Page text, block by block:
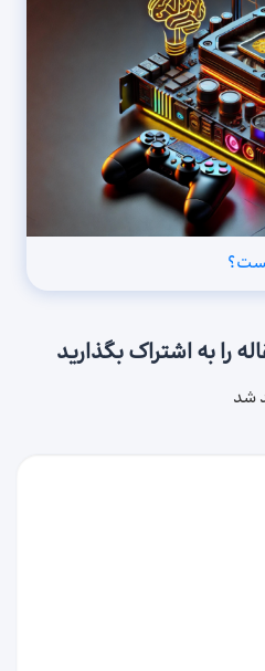
را به اشتراک بگذارید
شد